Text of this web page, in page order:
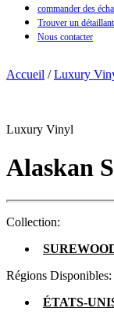
commander des
Trouver un détaillant
Nous contacter
Accueil /Luxury
Luxury Vinyl
Alaskan
Collection:
Régions Disponibles:
ÉTATS-